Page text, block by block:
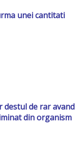
unei cantitati
destul de rar avand
din organism